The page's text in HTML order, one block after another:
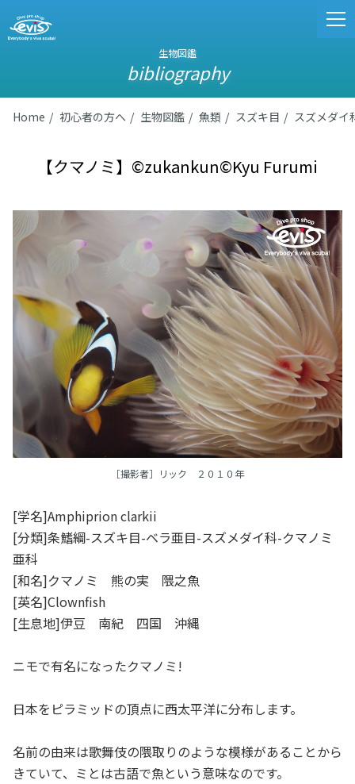
生物図鑑
bibliography
Home 初心者の方へ 生物図鑑 魚類 スズキ目 スズメダイ
【クマノミ】©zukankun©Kyu Furumi
［撮影者］リック ２０１０年
[学名]Amphiprion clarkii
[分類]条鰭綱-スズキ目-ベラ亜目-スズメダイ科-クマノミ
亜科
[和名]クマノミ 熊の実 隈之魚
[英名]Clownfish
[生息地]伊豆 南紀 四国 沖縄
ニモで有名になったクマノミ!
日本をピラミッドの頂点に西太平洋に分布します。
名前の由来は歌舞伎の隈取りのような模様があることから
きていて、ミとは古語で魚という意味なのです。